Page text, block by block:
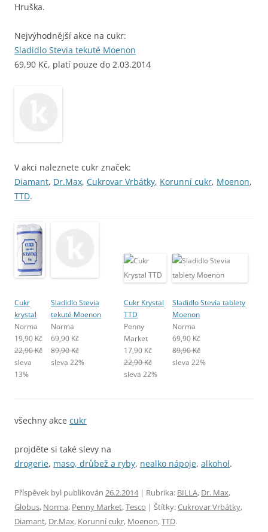
Hruška.
Nejvýhodnější akce na cukr:
Sladidlo Stevia tekuté Moenon
69,90 Kč, platí pouze do 2.03.2014
V akci naleznete cukr značek:
Diamant, Dr.Max, Cukrovar Vrbátky, Korunní cukr, Moenon,
TTD.
Cukr
krystal
Norma
19,90 Kč
22,90 Kč
sleva
13%
Sladidlo Stevia
tekuté Moenon
Norma
69,90 Kč
89,90 Kč
sleva 22%
Cukr Krystal
TTD
Penny
Market
17,90 Kč
22,90 Kč
sleva 22%
Sladidlo Stevia tablety
Moenon
Norma
69,90 Kč
89,90 Kč
sleva 22%
všechny akce cukr
projděte si také slevy na
drogerie, maso, drůbež a ryby, nealko nápoje, alkohol.
Příspěvek byl publikován 26.2.2014| Rubrika: BILLA, Dr. Max,
Globus, Norma, Penny Market,Tesco | Štítky:Cukrovar Vrbátky,
Diamant, Dr.Max, Korunní cukr, Moenon,TTD.